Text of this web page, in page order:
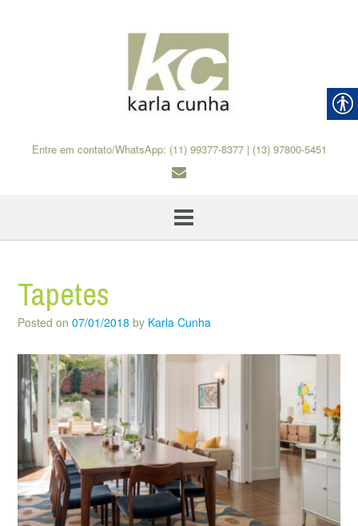
Entre em contato/WhatsApp: (11) 99377-8377 | (13) 97800-5451
Tapetes
Posted on 07/01/2018 by Karla Cunha